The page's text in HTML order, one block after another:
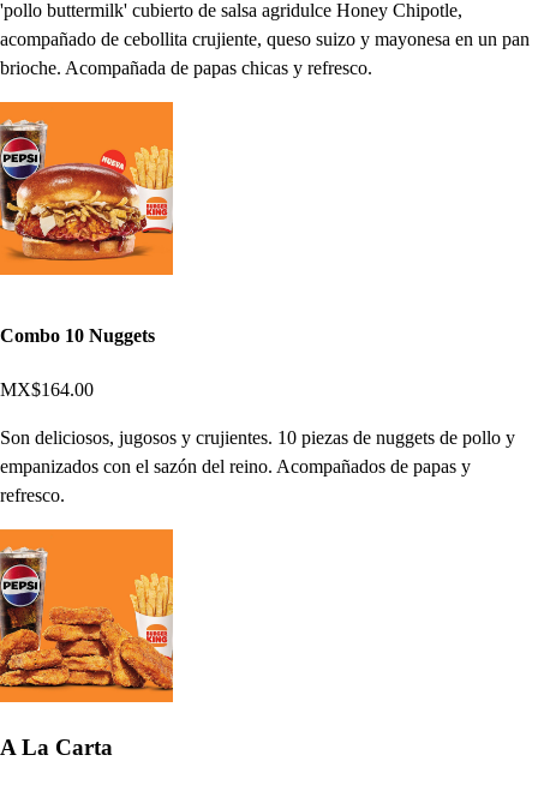
'pollo buttermilk' cubierto de salsa agridulce Honey Chipotle,
acompañado de cebollita crujiente, queso suizo y mayonesa en un pan
brioche.​ Acompañada de papas chicas y refresco.
Combo 10 Nuggets
MX$164.00
Son deliciosos, jugosos y crujientes. 10 piezas de nuggets de pollo y
empanizados con el sazón del reino. Acompañados de papas y
refresco.
A La Carta